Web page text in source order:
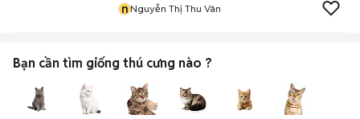
nNguyễn Thị Thu Vân
Bạn cần tìm giống thú cưng nào ?